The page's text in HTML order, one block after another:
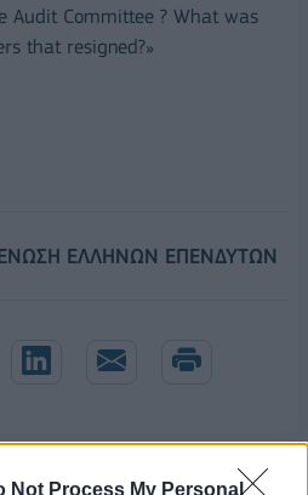
Not Process My Personal
Audit Committee ? What was
that resigned?»
ΕΛΛΗΝΩΝ ΕΠΕΝΔΥΤΩΝ